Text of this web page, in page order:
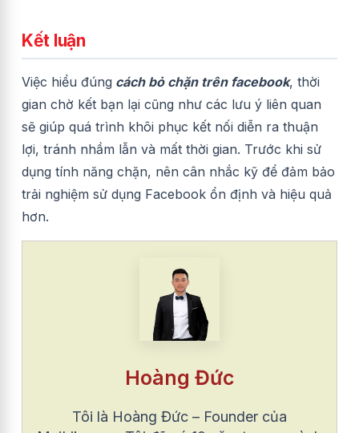
Kết luận
Việc hiểu đúng cách bỏ chặn trên facebook, thời
gian chờ kết bạn lại cũng như các lưu ý liên quan
sẽ giúp quá trình khôi phục kết nối diễn ra thuận
lợi, tránh nhầm lẫn và mất thời gian. Trước khi sử
dụng tính năng chặn, nên cân nhắc kỹ để đảm bảo
trải nghiệm sử dụng Facebook ổn định và hiệu quả
hơn.
Hoàng Đức
Tôi là Hoàng Đức – Founder của